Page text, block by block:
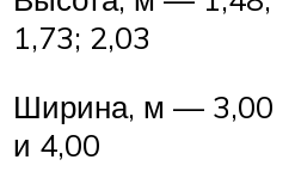
1,73; 2,03
Ширина, м — 3,00
и 4,00